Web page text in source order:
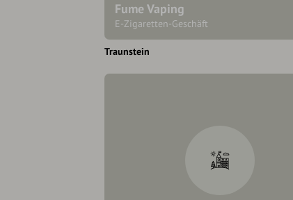
Fume Vaping
E-Zigaretten-Geschäft
Traunstein